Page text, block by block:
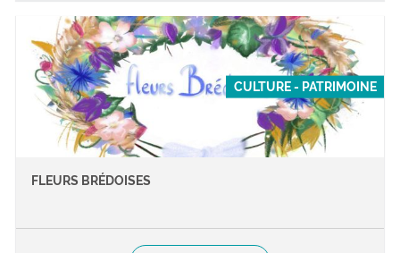
CULTURE - PATRIMOINE
FLEURS BRÉDOISES